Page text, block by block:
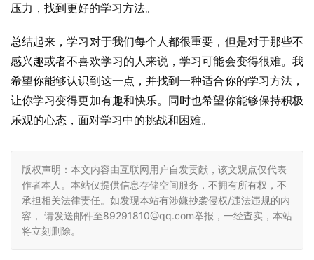
压力，找到更好的学习方法。
总结起来，学习对于我们每个人都很重要，但是对于那些不
感兴趣或者不喜欢学习的人来说，学习可能会变得很难。我
希望你能够认识到这一点，并找到一种适合你的学习方法，
让你学习变得更加有趣和快乐。同时也希望你能够保持积极
乐观的心态，面对学习中的挑战和困难。
版权声明：本文内容由互联网用户自发贡献，该文观点仅代表
作者本人。本站仅提供信息存储空间服务，不拥有所有权，不
承担相关法律责任。如发现本站有涉嫌抄袭侵权/违法违规的内
容， 请发送邮件至89291810@qq.com举报，一经查实，本站
将立刻删除。